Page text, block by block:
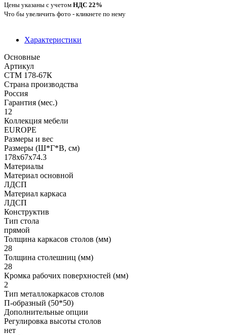
Цены указаны с учетом НДС 22%
Что бы увеличить фото - кликнете по нему
Характеристики
Основные
Артикул
СТМ 178-67К
Страна производства
Россия
Гарантия (мес.)
12
Коллекция мебели
EUROPE
Размеры и вес
Размеры (Ш*Г*В, см)
178x67x74.3
Материалы
Материал основной
ЛДСП
Материал каркаса
ЛДСП
Конструктив
Тип стола
прямой
Толщина каркасов столов (мм)
28
Толщина столешниц (мм)
28
Кромка рабочих поверхностей (мм)
2
Тип металлокаркасов столов
П-образный (50*50)
Дополнительные опции
Регулировка высоты столов
нет